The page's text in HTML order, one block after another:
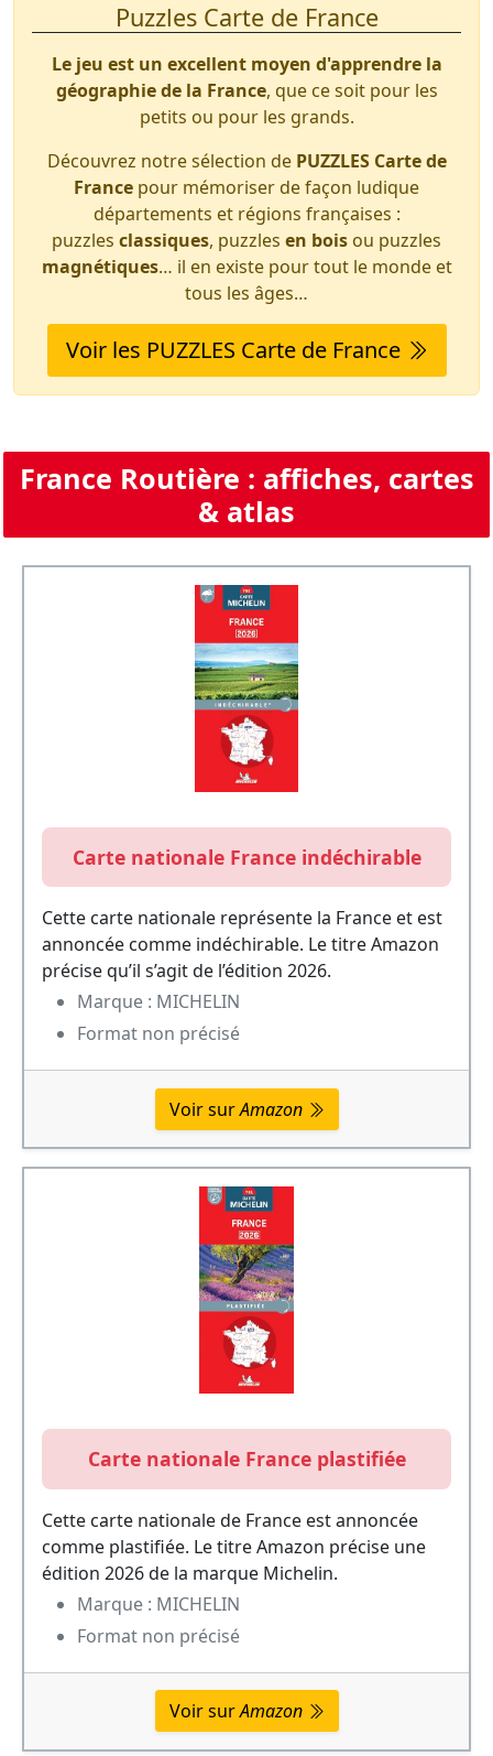
Puzzles Carte de France
Le jeu est un excellent moyen d'apprendre la
géographie de la France, que ce soit pour les
petits ou pour les grands.
Découvrez notre sélection de PUZZLES Carte de
France pour mémoriser de façon ludique
départements et régions françaises :
puzzles classiques, puzzles en bois ou puzzles
magnétiques… il en existe pour tout le monde et
tous les âges…
Voir les PUZZLES Carte de France
France Routière : affiches, cartes
& atlas
Carte nationale France indéchirable
Cette carte nationale représente la France et est
annoncée comme indéchirable. Le titre Amazon
précise qu’il s’agit de l’édition 2026.
Marque : MICHELIN
Format non précisé
Voir surAmazon
Carte nationale France plastifiée
Cette carte nationale de France est annoncée
comme plastifiée. Le titre Amazon précise une
édition 2026 de la marque Michelin.
Marque : MICHELIN
Format non précisé
Voir surAmazon